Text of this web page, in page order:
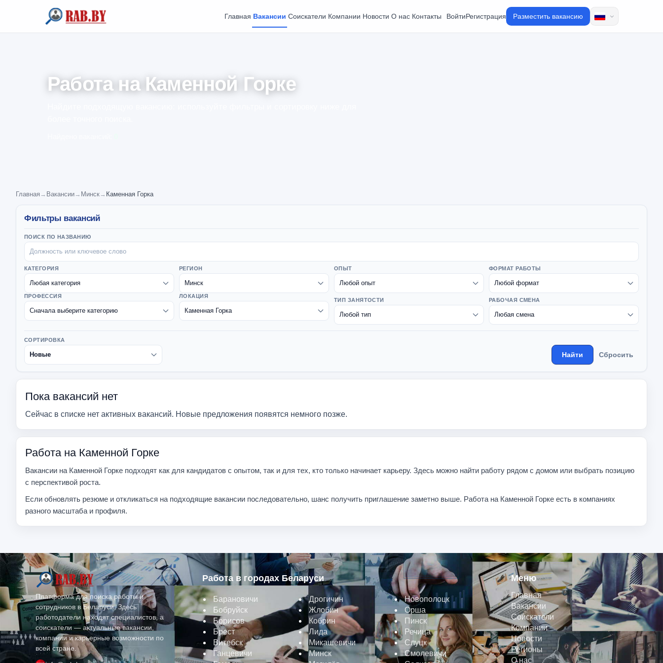
Главная Вакансии Соискатели Компании Новости О нас Контакты ВойтиРегистрация Разместить вакансию
Работа на Каменной Горке
Главная → Вакансии→ Минск→ Каменная Горка
Фильтры вакансий
ПОИСК ПО НАЗВАНИЮ
КАТЕГОРИЯ
ПРОФЕССИЯ
РЕГИОН
ЛОКАЦИЯ
ОПЫТ ФОРМАТ РАБОТЫ
ТИП ЗАНЯТОСТИ РАБОЧАЯ СМЕНА
СОРТИРОВКА
Найти Сбросить
Пока вакансий нет
Сейчас в списке нет активных вакансий. Новые предложения появятся немного позже.
Работа на Каменной Горке
Вакансии на Каменной Горке подходят как для кандидатов с опытом, так и для тех, кто только начинает карьеру. Здесь можно найти работу рядом с домом или выбрать позицию
с перспективой роста.
Если обновлять резюме и откликаться на подходящие вакансии последовательно, шанс получить приглашение заметно выше. Работа на Каменной Горке есть в компаниях
разного масштаба и профиля.
Платформа для поиска работы и
сотрудников в Беларуси. Здесь
работодатели находят специалистов, а
соискатели — актуальные вакансии,
компании и карьерные возможности по
всей стране.
Работа в городах Беларуси
Барановичи
Бобруйск
Борисов
Брест
Витебск
Ганцевичи
Дрогичин
Жлобин
Кобрин
Лида
Микашевичи
Минск
Новополоцк
Орша
Пинск
Речица
Слуцк
Смолевичи
Меню
Главная
Вакансии
Соискатели
Компании
Новости
Регионы
О нас